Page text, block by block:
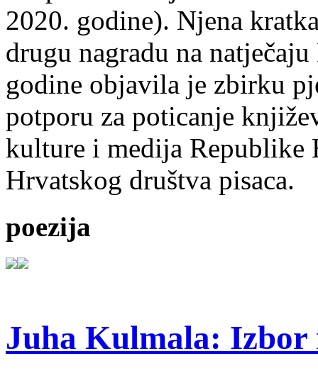
2020. godine). Njena
drugu nagradu na
godine objavila je zbirku
potporu za poticanje
kulture i medija Republike
Hrvatskog društva pisaca.
poezija
Juha Kulmala: Izbor